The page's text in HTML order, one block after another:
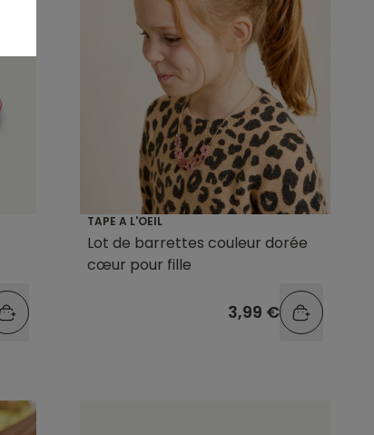
TAPE A L'OEIL
Lot de barrettes couleur dorée
cœur pour fille
3,99 €